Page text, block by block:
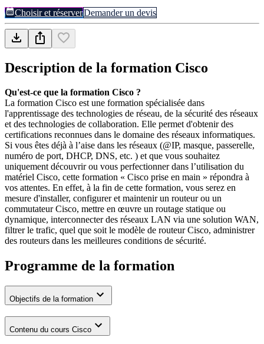
Choisir et réserverDemander un devis
Description de la formation Cisco
Qu'est-ce que la formation Cisco ?
La formation Cisco est une formation spécialisée dans
l'apprentissage des technologies de réseau, de la sécurité des réseaux
et des technologies de collaboration. Elle permet d'obtenir des
certifications reconnues dans le domaine des réseaux informatiques.
Si vous êtes déjà à l’aise dans les réseaux (@IP, masque, passerelle,
numéro de port, DHCP, DNS, etc. ) et que vous souhaitez
uniquement découvrir ou vous perfectionner dans l’utilisation du
matériel Cisco, cette formation « Cisco prise en main » répondra à
vos attentes. En effet, à la fin de cette formation, vous serez en
mesure d'installer, configurer et maintenir un routeur ou un
commutateur Cisco, mettre en œuvre un routage statique ou
dynamique, interconnecter des réseaux LAN via une solution WAN,
filtrer le trafic, quel que soit le modèle de routeur Cisco, administrer
des routeurs dans les meilleures conditions de sécurité.
Programme de la formation
Objectifs de la formation
Contenu du cours Cisco